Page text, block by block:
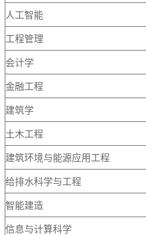
人工智能
工程管理
会计学
金融工程
建筑学
土木工程
建筑环境与能源应用工程
给排水科学与工程
智能建造
信息与计算科学